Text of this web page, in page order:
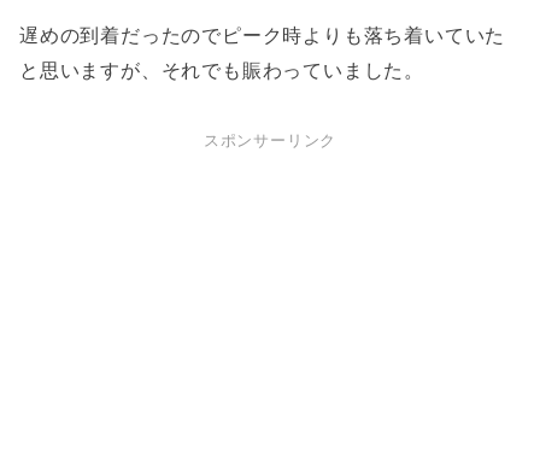
遅めの到着だったのでピーク時よりも落ち着いていた
と思いますが、それでも賑わっていました。
スポンサーリンク